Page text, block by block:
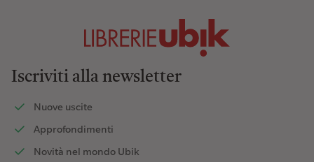
Iscriviti alla newsletter
Nuove uscite
Approfondimenti
Novità nel mondo Ubik